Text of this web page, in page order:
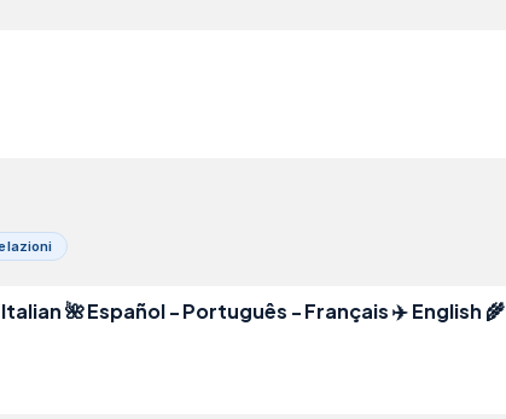
🌺 Español - Português - Français ✈️ English 🌾